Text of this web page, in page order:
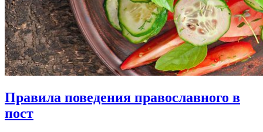
Правила поведения православного в
пост